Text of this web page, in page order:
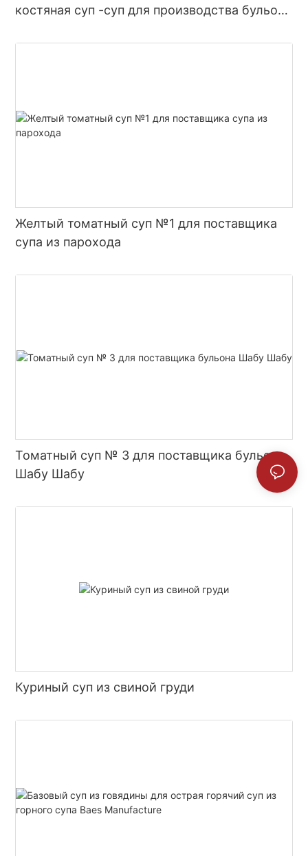
костяная суп -суп для производства бульона
Желтый томатный суп №1 для поставщика
супа из парохода
Томатный суп № 3 для поставщика бульона
Шабу Шабу
Куриный суп из свиной груди